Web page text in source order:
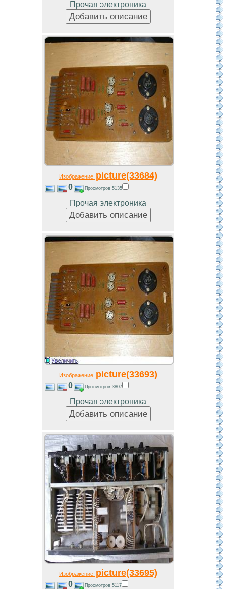
Прочая электроника
Изображениеpicture(33684)
0 Просмотров 5135
Прочая электроника
Изображениеpicture(33693)
0 Просмотров 3807
Прочая электроника
Изображениеpicture(33695)
0 Просмотров 5117